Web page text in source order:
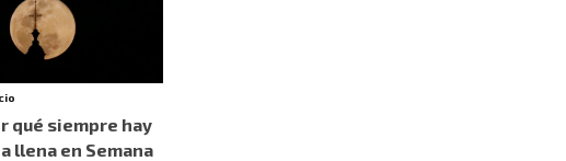
qué siempre hay
llena en Semana